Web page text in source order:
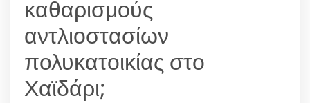
καθαρισμούς
αντλιοστασίων
πολυκατοικίας στο
Χαϊδάρι;